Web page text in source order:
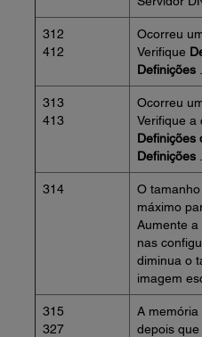
312
412
Ocorreu
Verifique
Definições
313
413
Ocorreu
Verifique a
Definições
Definições
314
O
máximo
Aumente
nas
diminua o
imagem
315
327
A memória
depois